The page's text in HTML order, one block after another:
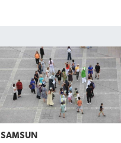
SAMSUN